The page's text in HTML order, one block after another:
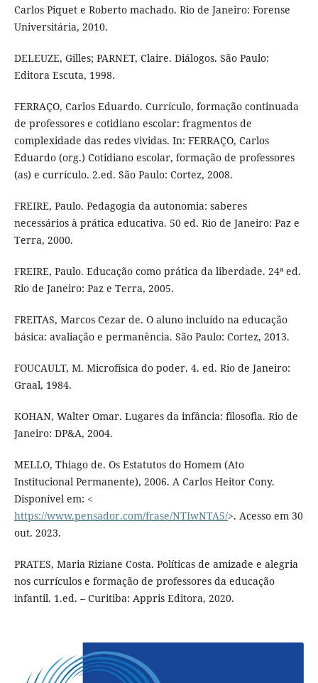
Carlos Piquet e Roberto machado. Rio de Janeiro: Forense
Universitária, 2010.
DELEUZE, Gilles; PARNET, Claire. Diálogos. São Paulo:
Editora Escuta, 1998.
FERRAÇO, Carlos Eduardo. Currículo, formação continuada
de professores e cotidiano escolar: fragmentos de
complexidade das redes vividas. In: FERRAÇO, Carlos
Eduardo (org.) Cotidiano escolar, formação de professores
(as) e currículo. 2.ed. São Paulo: Cortez, 2008.
FREIRE, Paulo. Pedagogia da autonomia: saberes
necessários à prática educativa. 50 ed. Rio de Janeiro: Paz e
Terra, 2000.
FREIRE, Paulo. Educação como prática da liberdade. 24ª ed.
Rio de Janeiro: Paz e Terra, 2005.
FREITAS, Marcos Cezar de. O aluno incluído na educação
básica: avaliação e permanência. São Paulo: Cortez, 2013.
FOUCAULT, M. Microfísica do poder. 4. ed. Rio de Janeiro:
Graal, 1984.
KOHAN, Walter Omar. Lugares da infância: filosofia. Rio de
Janeiro: DP&A, 2004.
MELLO, Thiago de. Os Estatutos do Homem (Ato
Institucional Permanente), 2006. A Carlos Heitor Cony.
Disponível em: <
https://www.pensador.com/frase/NTIwNTA5/>. Acesso em 30
out. 2023.
PRATES, Maria Riziane Costa. Políticas de amizade e alegria
nos currículos e formação de professores da educação
infantil. 1.ed. – Curitiba: Appris Editora, 2020.